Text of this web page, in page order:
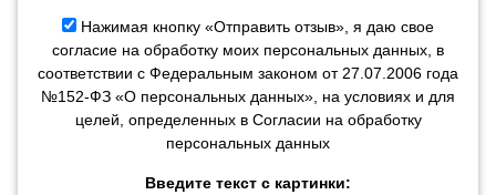
Нажимая кнопку «Отправить отзыв», я даю свое
согласие на обработку моих персональных данных, в
соответствии с Федеральным законом от 27.07.2006 года
№152-ФЗ «О персональных данных», на условиях и для
целей, определенных в Согласии на обработку
персональных данных
Введите текст с картинки: